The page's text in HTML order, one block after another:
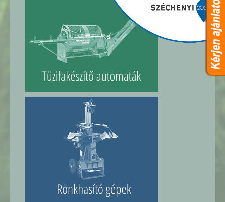
TÜZIFAKÉSZÍTŐ AUTOMATÁK